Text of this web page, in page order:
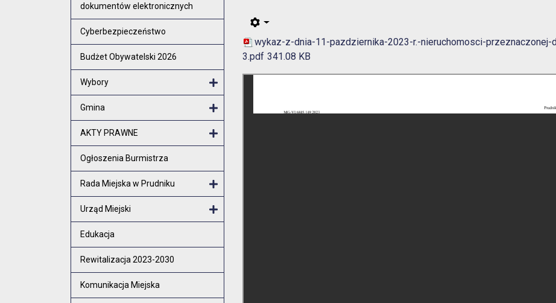
dokumentów elektronicznych
Cyberbezpieczeństwo
Budżet Obywatelski 2026
Wybory
Gmina
AKTY PRAWNE
Ogłoszenia Burmistrza
Rada Miejska w Prudniku
Urząd Miejski
Edukacja
Rewitalizacja 2023-2030
Komunikacja Miejska
wykaz-z-dnia-11-pazdziernika-2023-r.-nieruchomosci-
3.pdf 341.08 KB